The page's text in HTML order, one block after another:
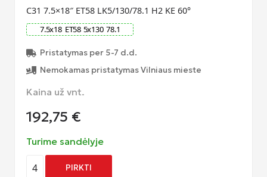
C31 7.5×18″ ET58 LK5/130/78.1 H2 KE 60°
7.5x18 ET58 5x130 78.1
Pristatymas per 5-7 d.d.
Nemokamas pristatymas Vilniaus mieste
Kaina už vnt.
192,75 €
Turime sandėlyje
4 PIRKTI